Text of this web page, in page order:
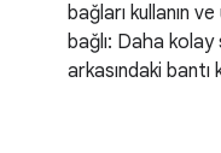
bağları kullanın
bağlı: Daha kolay
arkasındaki bantı